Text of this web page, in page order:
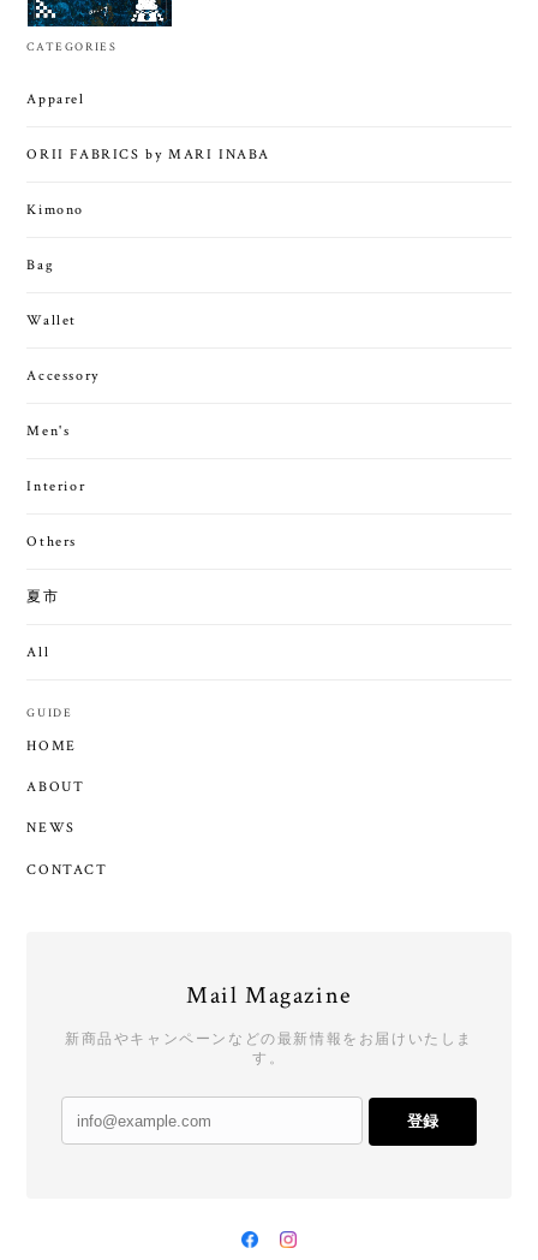
CATEGORIES
Apparel
ORII FABRICS by MARI INABA
Kimono
Bag
Wallet
Accessory
Men's
Interior
Others
夏市
All
GUIDE
HOME
ABOUT
NEWS
CONTACT
Mail Magazine
新商品やキャンペーンなどの最新情報をお届けいたしま
す。
登録